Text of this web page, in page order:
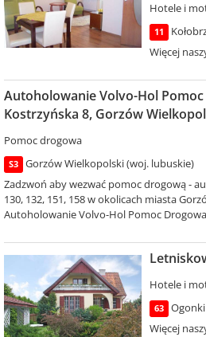
Hotele i
11
Więcej
Autoholowanie Volvo-Hol Pomoc
Kostrzyńska 8, Gorzów
Pomoc drogowa
S3
Gorzów Wielkopolski (woj. lubuskie)
Zadzwoń aby wezwać pomoc drogową -
130, 132, 151, 158 w okolicach miasta
Autoholowanie Volvo-Hol Pomoc Drogowa
Hotele i
63
Więcej